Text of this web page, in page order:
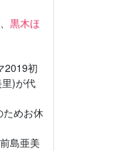
、 黒木ほ
2019初
)が代
ためお休
島亜美